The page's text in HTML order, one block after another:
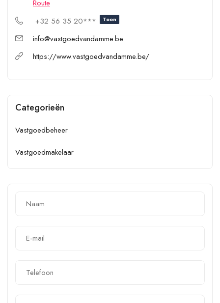
Route
+32 56 35 20***
Toon
info@vastgoedvandamme.be
https://www.vastgoedvandamme.be/
Categorieën
Vastgoedbeheer
Vastgoedmakelaar